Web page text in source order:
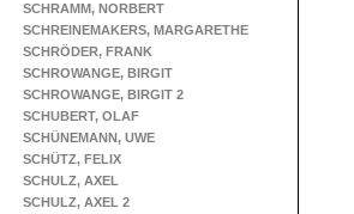
SCHRAMM, NORBERT
SCHREINEMAKERS, MARGARETHE
SCHRÖDER, FRANK
SCHROWANGE, BIRGIT
SCHROWANGE, BIRGIT 2
SCHUBERT, OLAF
SCHÜNEMANN, UWE
SCHÜTZ, FELIX
SCHULZ, AXEL
SCHULZ, AXEL 2